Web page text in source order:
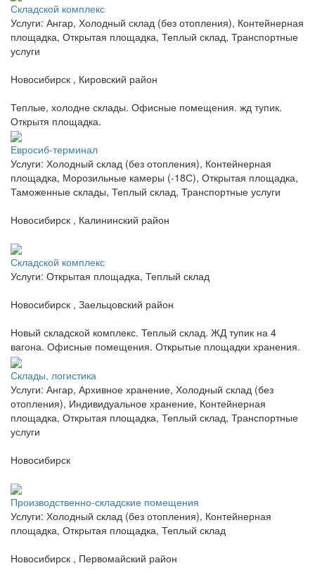
Складской комплекс
Услуги: Ангар, Холодный склад (без отопления), Контейнерная
площадка, Открытая площадка, Теплый склад, Транспортные
услуги
Новосибирск , Кировский район
Теплые, холодне склады. Офисные помещения. жд тупик.
Открытя площадка.
Евросиб-терминал
Услуги: Холодный склад (без отопления), Контейнерная
площадка, Морозильные камеры (-18С), Открытая площадка,
Таможенные склады, Теплый склад, Транспортные услуги
Новосибирск , Калининский район
Складской комплекс
Услуги: Открытая площадка, Теплый склад
Новосибирск , Заельцовский район
Новый складской комплекс. Теплый склад. ЖД тупик на 4
вагона. Офисные помещения. Открытые площадки хранения.
Склады, логистика
Услуги: Ангар, Архивное хранение, Холодный склад (без
отопления), Индивидуальное хранение, Контейнерная
площадка, Открытая площадка, Теплый склад, Транспортные
услуги
Новосибирск
Производственно-складские помещения
Услуги: Холодный склад (без отопления), Контейнерная
площадка, Открытая площадка, Теплый склад
Новосибирск , Первомайский район